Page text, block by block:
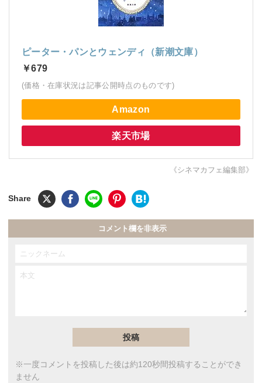
ピーター・パンとウェンディ（新潮文庫）
￥679
(価格・在庫状況は記事公開時点のものです)
Amazon
楽天市場
《シネマカフェ編集部》
コメント欄を非表示
※一度コメントを投稿した後は約120秒間投稿することができ
ません